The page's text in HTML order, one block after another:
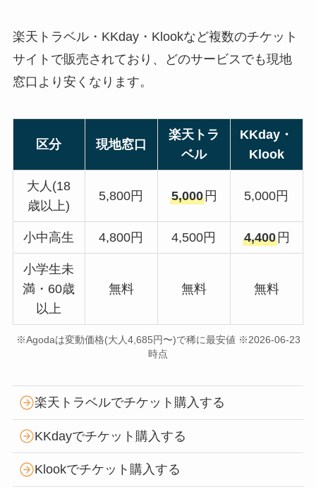
楽天トラベル・KKday・Klookなど複数のチケット
サイトで販売されており、どのサービスでも現地
窓口より安くなります。
区分 現地窓口
楽天トラ
ベル
KKday・
Klook
大人(18
歳以上)
5,800円 5,000円 5,000円
小中高生 4,800円 4,500円 4,400円
小学生未
満・60歳
以上
無料 無料 無料
※Agodaは変動価格(大人4,685円〜)で稀に最安値 ※2026-06-23
時点
楽天トラベルでチケット購入する
KKdayでチケット購入する
Klookでチケット購入する